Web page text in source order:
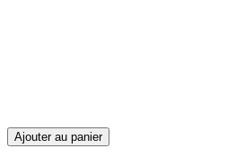
Ajouter au panier